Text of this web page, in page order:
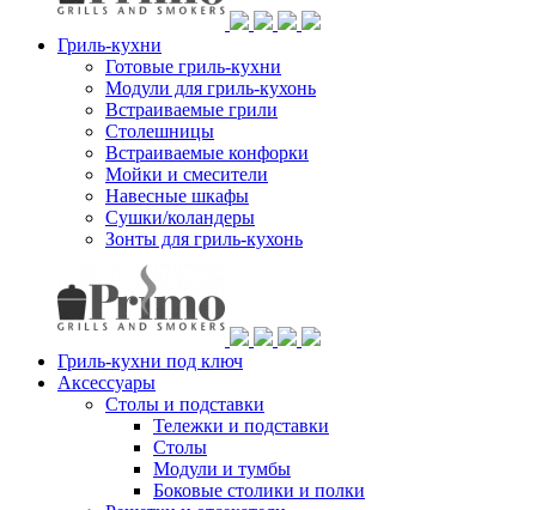
Гриль-кухни
Готовые гриль-кухни
Модули для гриль-кухонь
Встраиваемые грили
Столешницы
Встраиваемые конфорки
Мойки и смесители
Навесные шкафы
Сушки/коландеры
Зонты для гриль-кухонь
Гриль-кухни под ключ
Аксессуары
Столы и подставки
Тележки и подставки
Столы
Модули и тумбы
Боковые столики и полки